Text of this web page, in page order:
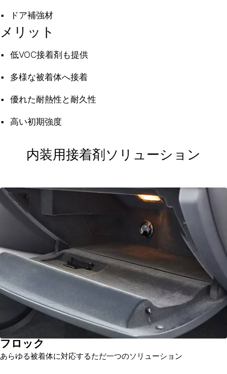
ドア補強材
メリット
低VOC接着剤も提供
多様な被着体へ接着
優れた耐熱性と耐久性
高い初期強度
内装用接着剤ソリューション
フロック
あらゆる被着体に対応するただ一つのソリューション